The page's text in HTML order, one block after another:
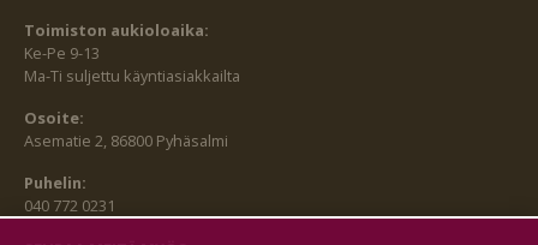
Toimiston aukioloaika:
Ke-Pe 9-13
Ma-Ti suljettu käyntiasiakkailta
Osoite:
Asematie 2, 86800 Pyhäsalmi
Puhelin:
040 772 0231